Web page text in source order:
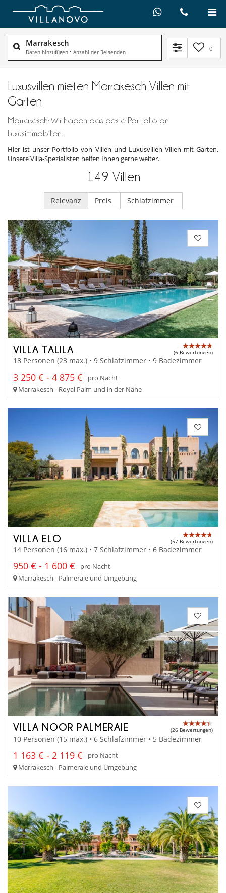
Marrakesch
Daten hinzufügen • Anzahl der Reisenden 0
Luxusvillen mieten Marrakesch Villen mit
Garten
Marrakesch: Wir haben das beste Portfolio an
Luxusimmobilien.
Hier ist unser Portfolio von Villen und Luxusvillen Villen mit Garten.
Unsere Villa-Spezialisten helfen Ihnen gerne weiter.
149 Villen
Relevanz Preis Schlafzimmer
VILLA TALILA (6 Bewertungen)
18 Personen (23 max.) • 9 Schlafzimmer • 9 Badezimmer
3 250 € - 4 875 €
pro Nacht
Marrakesch - Royal Palm und in der Nähe
VILLA ELO (57 Bewertungen)
14 Personen (16 max.) • 7 Schlafzimmer • 6 Badezimmer
950 € - 1 600 €
pro Nacht
Marrakesch - Palmeraie und Umgebung
VILLA NOOR PALMERAIE (26 Bewertungen)
10 Personen (15 max.) • 6 Schlafzimmer • 5 Badezimmer
1 163 € - 2 119 €
pro Nacht
Marrakesch - Palmeraie und Umgebung